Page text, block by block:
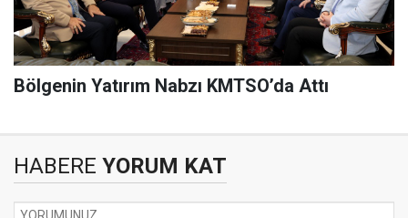
Bölgenin Yatırım Nabzı KMTSO’da Attı
HABERE YORUM KAT